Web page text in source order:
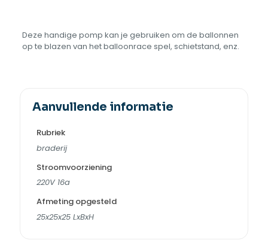
Deze handige pomp kan je gebruiken om de ballonnen
op te blazen van het balloonrace spel, schietstand, enz.
Aanvullende informatie
Rubriek
braderij
Stroomvoorziening
220V 16a
Afmeting opgesteld
25x25x25 LxBxH